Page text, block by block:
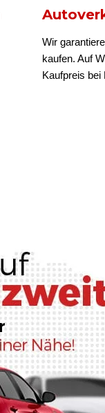
Wir
kaufen. Auf
Kaufpreis bei